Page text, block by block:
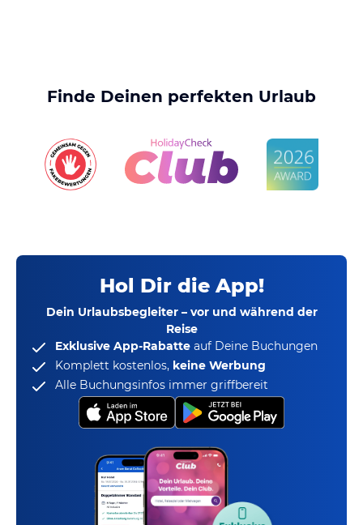
Finde Deinen perfekten Urlaub
Hol Dir die App!
Dein Urlaubsbegleiter – vor und während der
Reise
Exklusive App-Rabatte auf Deine Buchungen
Komplett kostenlos, keine Werbung
Alle Buchungsinfos immer griffbereit